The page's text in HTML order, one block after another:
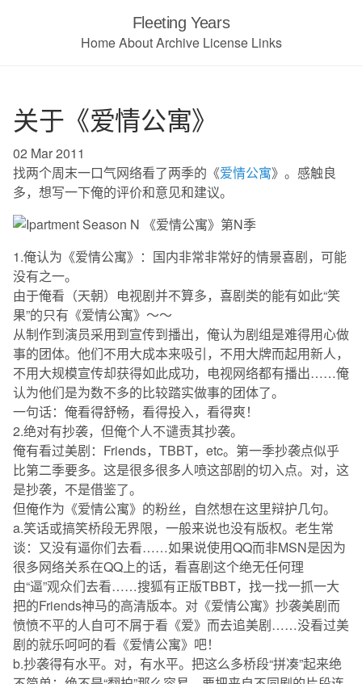
Fleeting Years
HomeAboutArchive License Links
关于《爱情公寓》
02 Mar 2011
找两个周末一口气网络看了两季的《爱情公寓》。感触良
多，想写一下俺的评价和意见和建议。
1.俺认为《爱情公寓》：国内非常非常好的情景喜剧，可能
没有之一。
由于俺看（天朝）电视剧并不算多，喜剧类的能有如此“笑
果”的只有《爱情公寓》～～
从制作到演员采用到宣传到播出，俺认为剧组是难得用心做
事的团体。他们不用大成本来吸引，不用大牌而起用新人，
不用大规模宣传却获得如此成功，电视网络都有播出……俺
认为他们是为数不多的比较踏实做事的团体了。
一句话：俺看得舒畅，看得投入，看得爽！
2.绝对有抄袭，但俺个人不谴责其抄袭。
俺有看过美剧：Friends，TBBT，etc。第一季抄袭点似乎
比第二季要多。这是很多很多人喷这部剧的切入点。对，这
是抄袭，不是借鉴了。
但俺作为《爱情公寓》的粉丝，自然想在这里辩护几句。
a.笑话或搞笑桥段无界限，一般来说也没有版权。老生常
谈：又没有逼你们去看……如果说使用QQ而非MSN是因为
很多网络关系在QQ上的话，看喜剧这个绝无任何理
由“逼”观众们去看……搜狐有正版TBBT，找一找一抓一大
把的Friends神马的高清版本。对《爱情公寓》抄袭美剧而
愤愤不平的人自可不屑于看《爱》而去追美剧……没看过美
剧的就乐呵呵的看《爱情公寓》吧！
b.抄袭得有水平。对，有水平。把这么多桥段“拼凑”起来绝